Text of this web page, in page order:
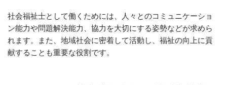
社会福祉士として働くためには、人々とのコミュニケーショ
ン能力や問題解決能力、協力を大切にする姿勢などが求めら
れます。また、地域社会に密着して活動し、福祉の向上に貢
献することも重要な役割です。